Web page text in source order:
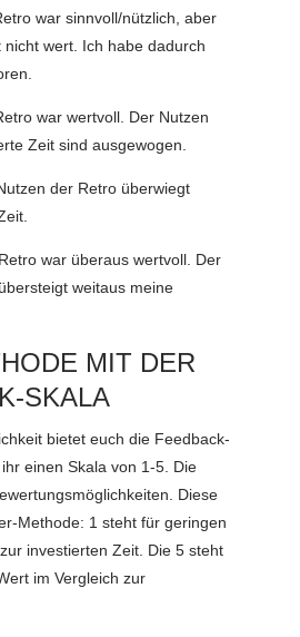
war sinnvoll/nützlich, aber
wert. Ich habe dadurch
war wertvoll. Der Nutzen
Zeit sind ausgewogen.
der Retro überwiegt
war überaus wertvoll. Der
weitaus meine
MIT DER
SKALA
bietet euch die Feedback-
einen Skala von 1-5. Die
Diese
Methode: 1 steht für geringen
investierten Zeit. Die 5 steht
im Vergleich zur